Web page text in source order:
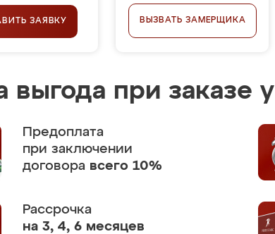
ЗАЯВКУ ВЫЗВАТЬ ЗАМЕРЩИКА
выгода при заказе
Предоплата
при заключении
договора всего 10%
Рассрочка
на 3, 4, 6 месяцев